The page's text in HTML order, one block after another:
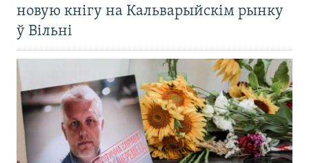
новую кнігу на Кальварыйскім рынку
ў Вільні